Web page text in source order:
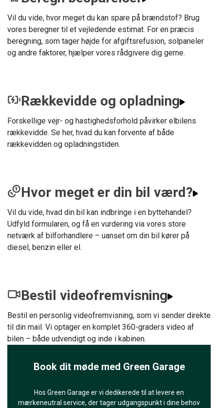
Vil du vide, hvor meget du kan spare på brændstof? Brug
vores beregner til et vejledende estimat. For en præcis
beregning, som tager højde for afgiftsrefusion, solpaneler
og andre faktorer, hjælper vores rådgivere dig gerne.
Rækkevidde og opladning
Forskellige vejr- og hastighedsforhold påvirker elbilens
rækkevidde. Se her, hvad du kan forvente af både
rækkevidden og opladningstiden.
Hvor meget er din bil værd?
Vil du vide, hvad din bil kan indbringe i en byttehandel?
Udfyld formularen, og få en vurdering via vores store
netværk af bilforhandlere – uanset om din bil kører på
diesel, benzin eller el.
Bestil videofremvisning
Bestil en personlig videofremvisning, som vi sender direkte
til din mail. Vi optager en komplet 360-graders video af
bilen – både udvendigt og inde i kabinen.
Book dit møde med Green Garage
Hos Green Garage er vi dedikerede til at levere en
mærkeneutral service, der tager udgangspunkt i dine behov